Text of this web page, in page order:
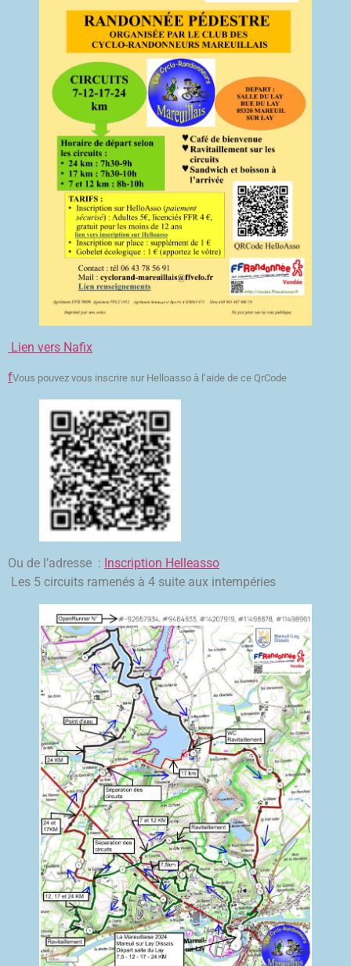
Lien vers Nafix
fVous pouvez vous inscrire sur Helloasso à l’aide de ce QrCode
Ou de l’adresse : Inscription Helleasso
Les 5 circuits ramenés à 4 suite aux intempéries